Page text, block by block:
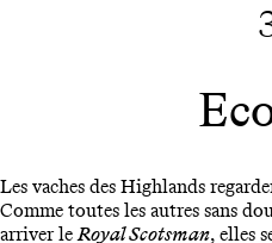
Les vaches des Highlands
Comme toutes les autres sans
arriver le Royal Scotsman, elles